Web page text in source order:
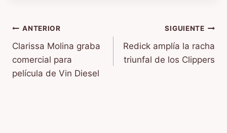
Navegación
de
entradas
ANTERIOR
Clarissa Molina graba
comercial para
película de Vin Diesel
SIGUIENTE
Redick amplía la racha
triunfal de los Clippers